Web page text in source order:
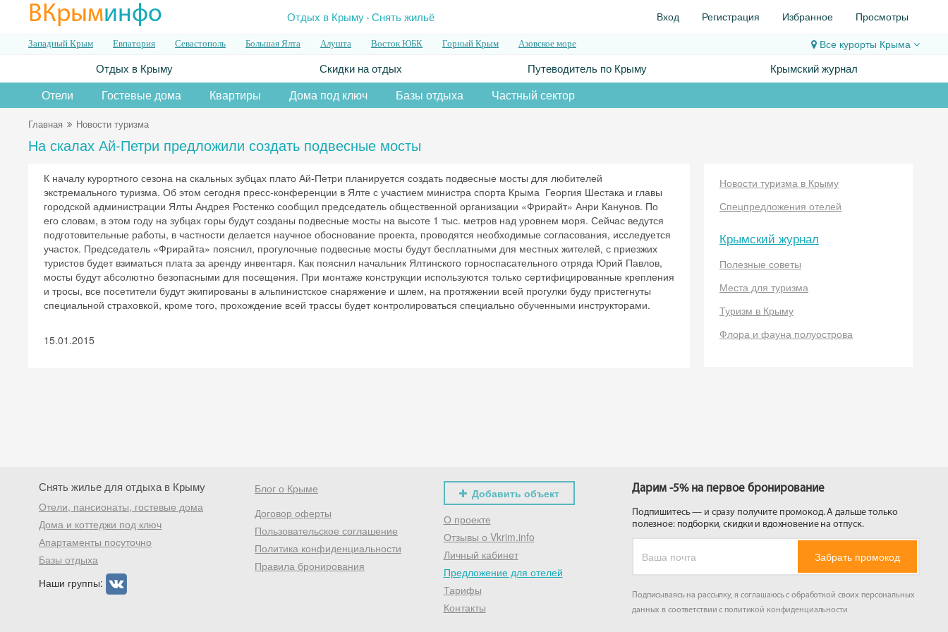
ВКрыминфо Отдых в Крыму.Снять жильё Вход Регистрация Избранное Просмотры
Западный Крым Евпатория Севастополь Большая Ялта Алушта Восток ЮБК Горный Крым Азовское море Все курорты Крыма
Отдых в Крыму Скидки на отдых Путеводитель по Крыму Крымский журнал
Отели Гостевые дома Квартиры Дома под ключ Базы отдыха Частный сектор
Главная Новости туризма
На скалах Ай-Петри предложили создать подвесные мосты
К началу курортного сезона на скальных зубцах плато Ай-Петри планируется создать подвесные мосты для любителей
экстремального туризма. Об этом сегодня пресс-конференции в Ялте с участием министра спорта Крыма Георгия Шестака и главы
городской администрации Ялты Андрея Ростенко сообщил председатель общественной организации «Фрирайт» Анри Канунов. По
его словам, в этом году на зубцах горы будут созданы подвесные мосты на высоте 1 тыс. метров над уровнем моря. Сейчас ведутся
подготовительные работы, в частности делается научное обоснование проекта, проводятся необходимые согласования, исследуется
участок. Председатель «Фрирайта» пояснил, прогулочные подвесные мосты будут бесплатными для местных жителей, с приезжих
туристов будет взиматься плата за аренду инвентаря. Как пояснил начальник Ялтинского горноспасательного отряда Юрий Павлов,
мосты будут абсолютно безопасными для посещения. При монтаже конструкции используются только сертифицированные крепления
и тросы, все посетители будут экипированы в альпинистское снаряжение и шлем, на протяжении всей прогулки буду пристегнуты
специальной страховкой, кроме того, прохождение всей трассы будет контролироваться специально обученными инструкторами.
15.01.2015
Новости туризма в Крыму
Спецпредложения отелей
Крымский журнал
Полезные советы
Места для туризма
Туризм в Крыму
Флора и фауна полуострова
Снять жилье для отдыха в Крыму
Отели, пансионаты, гостевые дома
Дома и коттеджи под ключ
Апартаменты посуточно
Базы отдыха
Наши группы:
Блог о Крыме
Договор оферты
Пользовательское соглашение
Политика конфиденциальности
Правила бронирования
Добавить объект
О проекте
Отзывы о Vkrim.info
Личный кабинет
Предложение для отелей
Тарифы
Контакты
Дарим -5% на первое бронирование
Подпишитесь — и сразу получите промокод. А дальше только
полезное: подборки, скидки и вдохновение на отпуск.
Забрать промокод
Подписываясь на рассылку, я соглашаюсь с обработкой своих персональных
данных в соответствии с политикой конфиденциальности
Скидка −5%